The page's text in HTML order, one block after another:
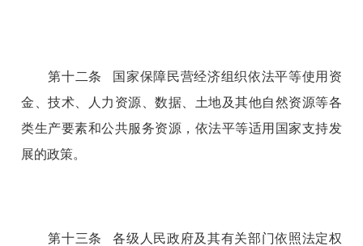
第十二条 国家保障民营经济组织依法平等使用资
金、技术、人力资源、数据、土地及其他自然资源等各
类生产要素和公共服务资源，依法平等适用国家支持发
展的政策。
第十三条 各级人民政府及其有关部门依照法定权